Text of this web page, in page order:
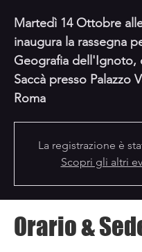
Martedì 14 Ottobre
inaugura la rassegna
Geografia dell'Ignoto,
Saccà presso Palazzo
Roma
La registrazione è
Scopri gli altri
Orario &